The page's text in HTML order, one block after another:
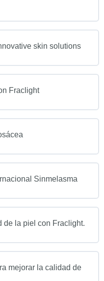
skin solutions
Fraclight
Sinmelasma
de la piel con Fraclight.
mejorar la calidad de